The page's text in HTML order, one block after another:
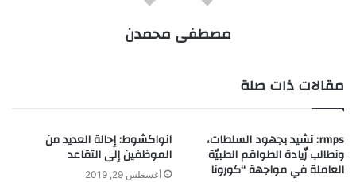
مصطفى محمدن
مقالات ذات صلة
rmps: نشيد بجهود السلطات،
ونطالب زٌيادة الطواقم الطبيٌة
العاملة في مواجهة “كورونا
انواكشوط: إحالة العديد من
الموظفين إلى التقاعد
أغسطس 29, 2019